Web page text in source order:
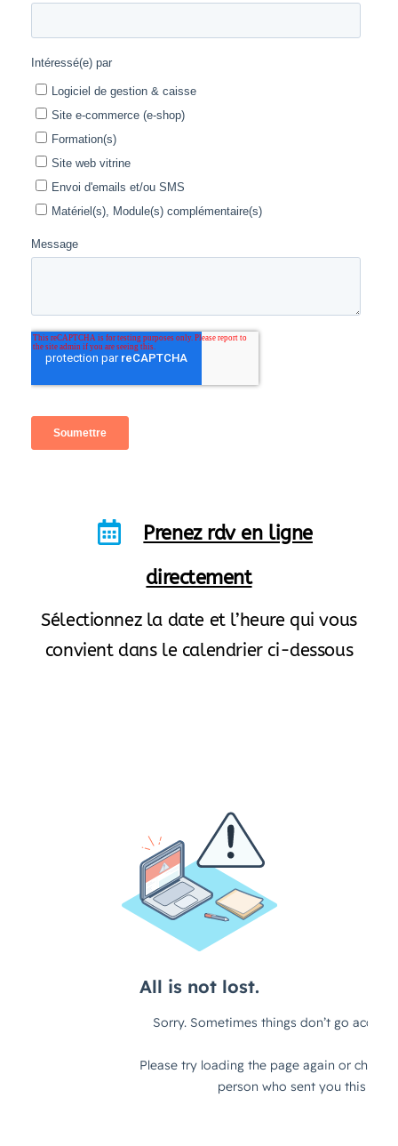
Prenez rdv en ligne
directement
Sélectionnez la date et l’heure qui vous
convient dans le calendrier ci-dessous